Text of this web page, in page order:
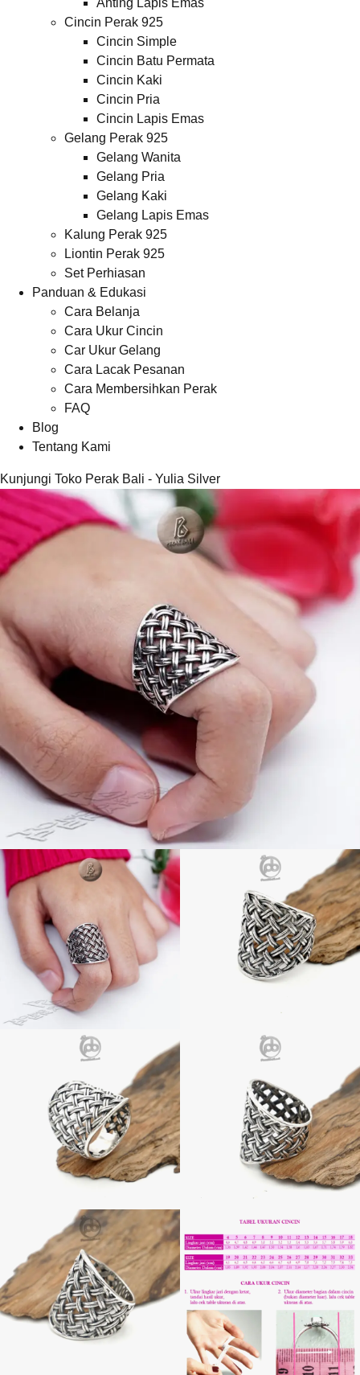
Anting Lapis Emas
Cincin Perak 925
Cincin Simple
Cincin Batu Permata
Cincin Kaki
Cincin Pria
Cincin Lapis Emas
Gelang Perak 925
Gelang Wanita
Gelang Pria
Gelang Kaki
Gelang Lapis Emas
Kalung Perak 925
Liontin Perak 925
Set Perhiasan
Panduan & Edukasi
Cara Belanja
Cara Ukur Cincin
Car Ukur Gelang
Cara Lacak Pesanan
Cara Membersihkan Perak
FAQ
Blog
Tentang Kami
Kunjungi Toko Perak Bali - Yulia Silver